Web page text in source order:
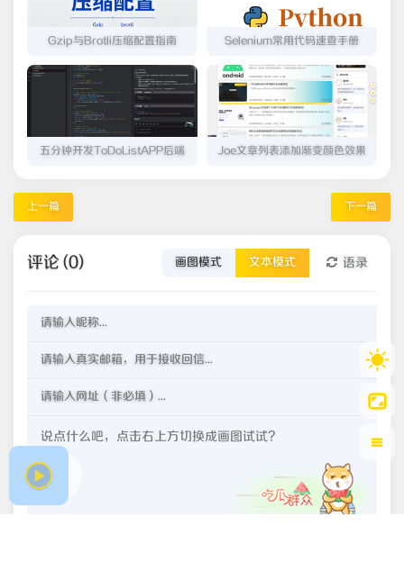
Gzip与Brotli压缩配置指南 Selenium常用代码速查手册
五分钟开发ToDoListAPP后端 Joe文章列表添加渐变颜色效果
上一篇 下一篇
评论 (0) 画图模式 文本模式 语录